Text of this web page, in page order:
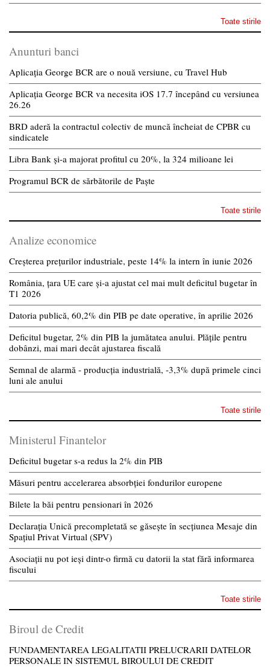
Toate stirile
Anunturi banci
Aplicația George BCR are o nouă versiune, cu Travel Hub
Aplicația George BCR va necesita iOS 17.7 începând cu versiunea
26.26
BRD aderă la contractul colectiv de muncă încheiat de CPBR cu
sindicatele
Libra Bank și-a majorat profitul cu 20%, la 324 milioane lei
Programul BCR de sărbătorile de Paște
Toate stirile
Analize economice
Creșterea prețurilor industriale, peste 14% la intern în iunie 2026
România, țara UE care și-a ajustat cel mai mult deficitul bugetar în
T1 2026
Datoria publică, 60,2% din PIB pe date operative, în aprilie 2026
Deficitul bugetar, 2% din PIB la jumătatea anului. Plățile pentru
dobânzi, mai mari decât ajustarea fiscală
Semnal de alarmă - producția industrială, -3,3% după primele cinci
luni ale anului
Toate stirile
Ministerul Finantelor
Deficitul bugetar s-a redus la 2% din PIB
Măsuri pentru accelerarea absorbției fondurilor europene
Bilete la băi pentru pensionari în 2026
Declarația Unică precompletată se găsește în secțiunea Mesaje din
Spațiul Privat Virtual (SPV)
Asociații nu pot ieși dintr-o firmă cu datorii la stat fără informarea
fiscului
Toate stirile
Biroul de Credit
FUNDAMENTAREA LEGALITATII PRELUCRARII DATELOR
PERSONALE IN SISTEMUL BIROULUI DE CREDIT